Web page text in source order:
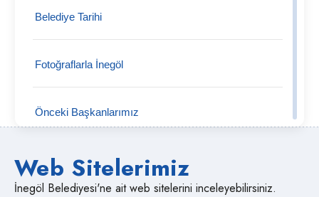
Mer-pa Kapalı Pazaryeri
Alanyurt Köyiçi Açık Semt Pazarı
Cerrah Mh. Açık Semt Pazarı.
Belediye Tarihi
Fotoğraflarla İnegöl
Önceki Başkanlarımız
Semt Pazarları
Web Sitelerimiz
İnegöl Belediyesi'ne ait web sitelerini inceleyebilirsiniz.